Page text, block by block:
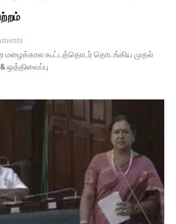
மழைக்கால கூட்டத்தொடர் தொடங்கிய முதல்
ஒத்திவைப்பு